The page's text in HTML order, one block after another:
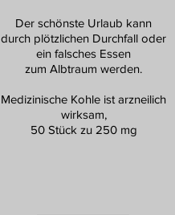
Der schönste Urlaub kann
durch plötzlichen Durchfall oder
ein falsches Essen
zum Albtraum werden.
Medizinische Kohle ist arzneilich
wirksam,
50 Stück zu 250 mg